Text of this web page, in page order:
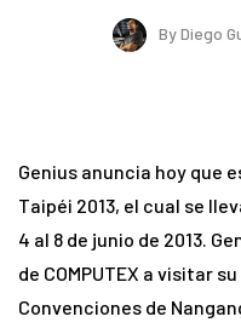
ByDiego
Genius anuncia hoy que
Taipéi 2013, el cual se
4 al 8 de junio de 2013.
de COMPUTEX a visitar
Convenciones de